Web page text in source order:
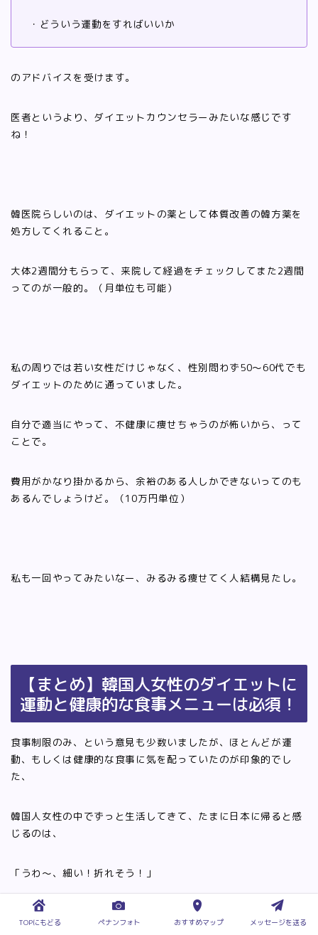
・どういう運動をすればいいか
のアドバイスを受けます。
医者というより、ダイエットカウンセラーみたいな感じです
ね！
韓医院らしいのは、ダイエットの薬として体質改善の韓方薬を
処方してくれること。
大体2週間分もらって、来院して経過をチェックしてまた2週間
ってのが一般的。（月単位も可能）
私の周りでは若い女性だけじゃなく、性別問わず50〜60代でも
ダイエットのために通っていました。
自分で適当にやって、不健康に痩せちゃうのが怖いから、って
ことで。
費用がかなり掛かるから、余裕のある人しかできないってのも
あるんでしょうけど。（10万円単位）
私も一回やってみたいなー、みるみる痩せてく人結構見たし。
【まとめ】韓国人女性のダイエットに
運動と健康的な食事メニューは必須！
食事制限のみ、という意見も少数いましたが、ほとんどが運
動、もしくは健康的な食事に気を配っていたのが印象的でし
た、
韓国人女性の中でずっと生活してきて、たまに日本に帰ると感
じるのは、
「うわ〜、細い！折れそう！」
という人が日本にはたくさんいること！
TOPにもどる ペナンフォト おすすめマップ メッセージを送る